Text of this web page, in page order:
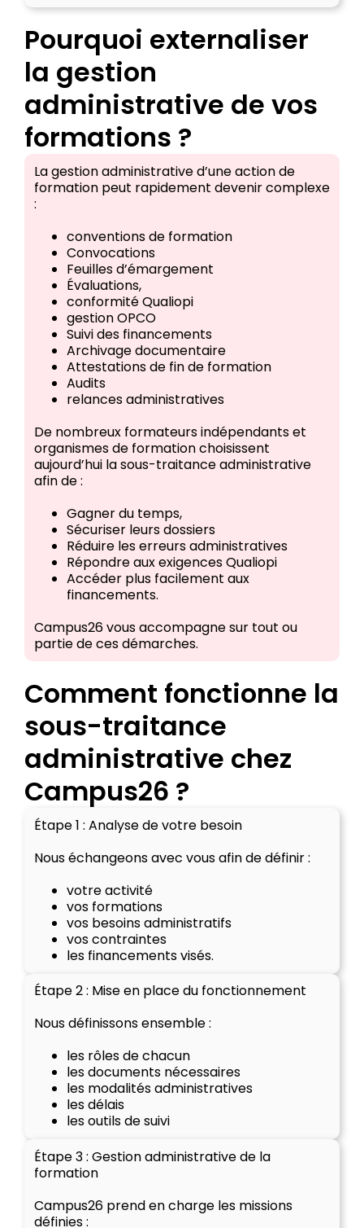
Pourquoi externaliser
la gestion
administrative de vos
formations ?
La gestion administrative d’une action de
formation peut rapidement devenir complexe
:
conventions de formation
Convocations
Feuilles d’émargement
Évaluations,
conformité Qualiopi
gestion OPCO
Suivi des financements
Archivage documentaire
Attestations de fin de formation
Audits
relances administratives
De nombreux formateurs indépendants et
organismes de formation choisissent
aujourd’hui la sous-traitance administrative
afin de :
Gagner du temps,
Sécuriser leurs dossiers
Réduire les erreurs administratives
Répondre aux exigences Qualiopi
Accéder plus facilement aux
financements.
Campus26 vous accompagne sur tout ou
partie de ces démarches.
Comment fonctionne la
sous-traitance
administrative chez
Campus26 ?
Étape 1 : Analyse de votre besoin
Nous échangeons avec vous afin de définir :
votre activité
vos formations
vos besoins administratifs
vos contraintes
les financements visés.
Étape 2 : Mise en place du fonctionnement
Nous définissons ensemble :
les rôles de chacun
les documents nécessaires
les modalités administratives
les délais
les outils de suivi
Étape 3 : Gestion administrative de la
formation
Campus26 prend en charge les missions
définies :